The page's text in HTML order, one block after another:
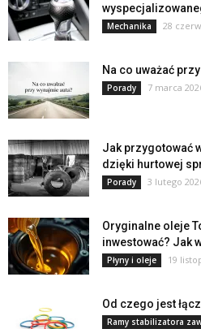
Mechanika 28
Na co uważać
Porady 7 marca
Jak przygotować
dzięki hurtowej
Porady 3 lutego
Oryginalne oleje
inwestować? Jak
Płyny i oleje 19
Od czego jest
Ramy stabilizatora